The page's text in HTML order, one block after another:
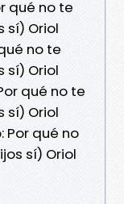
qué no te
sí) Oriol
no te
sí) Oriol
qué no te
sí) Oriol
Por qué no
sí) Oriol